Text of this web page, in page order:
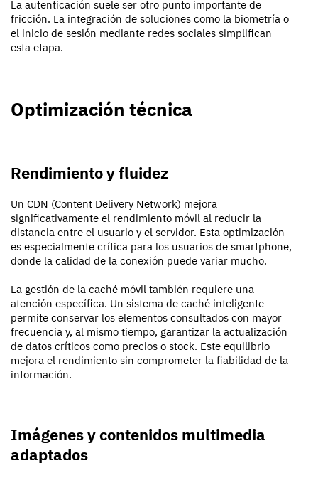
La autenticación suele ser otro punto importante de
fricción. La integración de soluciones como la biometría o
el inicio de sesión mediante redes sociales simplifican
esta etapa.
Optimización técnica
Rendimiento y fluidez
Un CDN (Content Delivery Network) mejora
significativamente el rendimiento móvil al reducir la
distancia entre el usuario y el servidor. Esta optimización
es especialmente crítica para los usuarios de smartphone,
donde la calidad de la conexión puede variar mucho.
La gestión de la caché móvil también requiere una
atención específica. Un sistema de caché inteligente
permite conservar los elementos consultados con mayor
frecuencia y, al mismo tiempo, garantizar la actualización
de datos críticos como precios o stock. Este equilibrio
mejora el rendimiento sin comprometer la fiabilidad de la
información.
Imágenes y contenidos multimedia
adaptados